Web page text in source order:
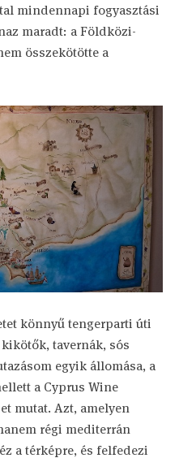
mindennapi fogyasztási
maradt: a Földközi-
összekötötte a
könnyű tengerparti úti
tavernák, sós
egyik állomása, a
a Cyprus Wine
mutat. Azt, amelyen
régi mediterrán
a térképre, és felfedezi